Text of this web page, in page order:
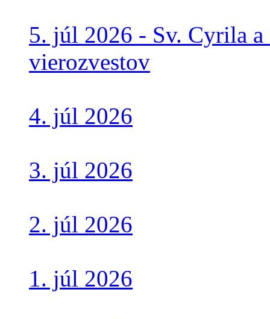
5. júl 2026 - Sv. Cyrila
vierozvestov
4. júl 2026
3. júl 2026
2. júl 2026
1. júl 2026